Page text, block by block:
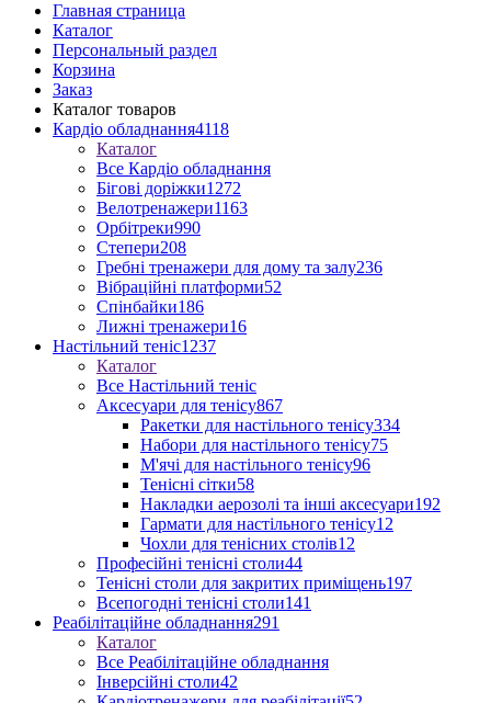
Главная страница
Каталог
Персональный раздел
Корзина
Заказ
Каталог товаров
Кардіо обладнання4118
Каталог
Все Кардіо обладнання
Бігові доріжки1272
Велотренажери1163
Орбітреки990
Степери208
Гребні тренажери для дому та залу236
Вібраційні платформи52
Спінбайки186
Лижні тренажери16
Настільний теніс1237
Каталог
Все Настільний теніс
Аксесуари для тенісу867
Ракетки для настільного тенісу334
Набори для настільного тенісу75
М'ячі для настільного тенісу96
Тенісні сітки58
Накладки аерозолі та інші аксесуари192
Гармати для настільного тенісу12
Чохли для тенісних столів12
Професійні тенісні столи44
Тенісні столи для закритих приміщень197
Всепогодні тенісні столи141
Реабілітаційне обладнання291
Каталог
Все Реабілітаційне обладнання
Інверсійні столи42